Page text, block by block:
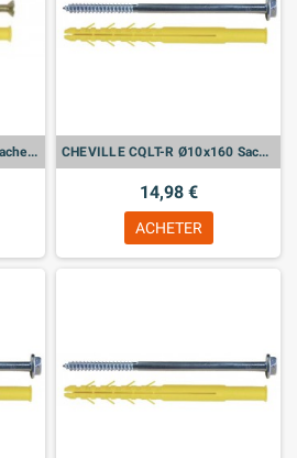
CHEVILLE CQLV 10 X 160 Sachet de 10 CHEVILLE CQLT-R Ø10x160 Sachet de 10
14,98 €
ACHETER